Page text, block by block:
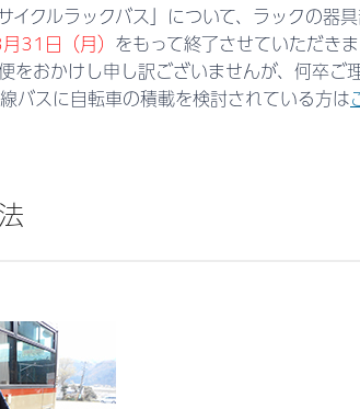
イクルラックバス」について、ラックの器
31日（月） をもって終了させていただきま
をおかけし申し訳ございませんが、何卒ご
バスに自転車の積載を検討されている方は